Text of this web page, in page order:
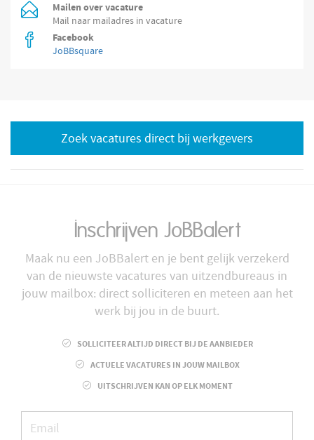
Mailen over vacature
Mail naar mailadres in vacature
Facebook
JoBBsquare
Zoek vacatures direct bij werkgevers
Inschrijven JoBBalert
Maak nu een JoBBalert en je bent gelijk verzekerd
van de nieuwste vacatures van uitzendbureaus in
jouw mailbox: direct solliciteren en meteen aan het
werk bij jou in de buurt.
SOLLICITEER ALTIJD DIRECT BIJ DE AANBIEDER
ACTUELE VACATURES IN JOUW MAILBOX
UITSCHRIJVEN KAN OP ELK MOMENT